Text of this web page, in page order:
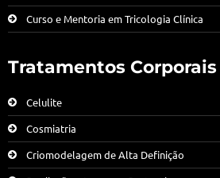
Curso e Mentoria em Tricologia Clínica
Tratamentos Corporais
Celulite
Cosmiatria
Criomodelagem de Alta Definição